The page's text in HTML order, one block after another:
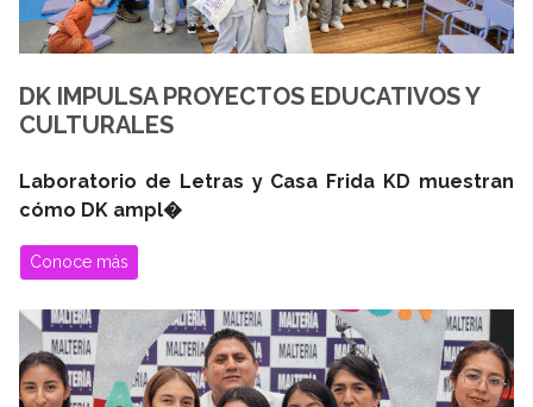
DK IMPULSA PROYECTOS EDUCATIVOS Y
CULTURALES
Laboratorio de Letras y Casa Frida KD muestran
cómo DK ampl�
Conoce más